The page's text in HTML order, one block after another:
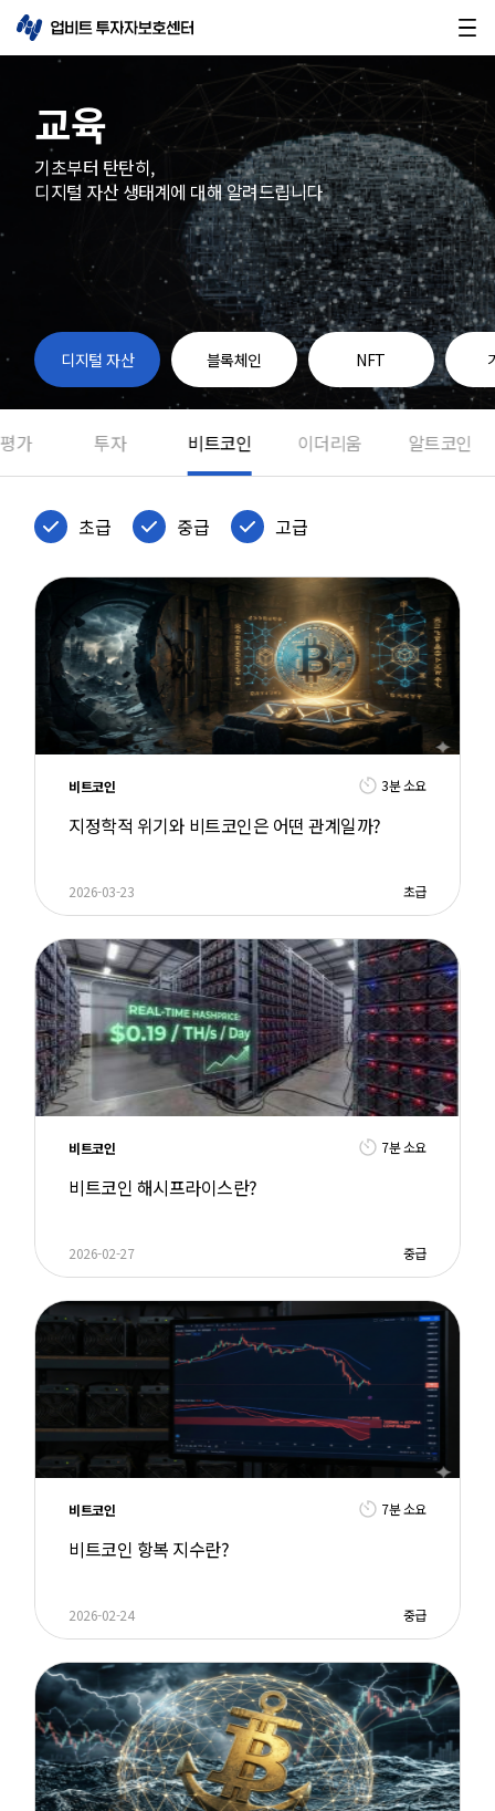
교육
기초부터 탄탄히,
디지털 자산 생태계에 대해 알려드립니다
디지털 자산 블록체인 NFT
가 투자 비트코인 이더리움 알트코인
초급 중급 고급
비트코인 3분 소요
지정학적 위기와 비트코인은 어떤 관계일까?
2026-03-23 초급
비트코인 7분 소요
비트코인 해시프라이스란?
2026-02-27 중급
비트코인 7분 소요
비트코인 항복 지수란?
2026-02-24 중급